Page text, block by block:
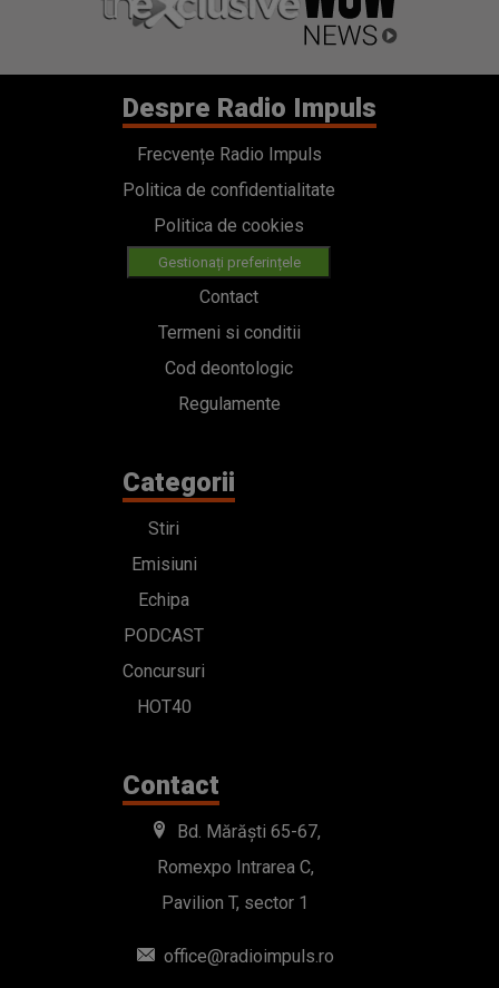
Despre Radio Impuls
Frecvențe Radio Impuls
Politica de confidentialitate
Politica de cookies
Gestionați preferințele
Contact
Termeni si conditii
Cod deontologic
Regulamente
Categorii
Stiri
Emisiuni
Echipa
PODCAST
Concursuri
HOT40
Contact
Bd. Mărăști 65-67,
Romexpo Intrarea C,
Pavilion T, sector 1
office@radioimpuls.ro